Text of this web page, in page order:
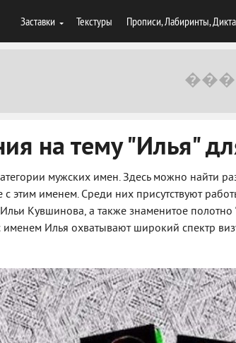
Заставки Текстуры Прописи, Лабиринты,
на тему "Илья"
мужских имен. Здесь можно найти
этим именем. Среди них присутствуют
Кувшинова, а также знаменитое полотно
именем Илья охватывают широкий спектр